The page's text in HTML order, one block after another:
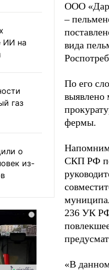
ИИ на
газ
о
из-
ООО
–
вида
По его
выявлено
фермы.
СКП РФ
236 УК
«В